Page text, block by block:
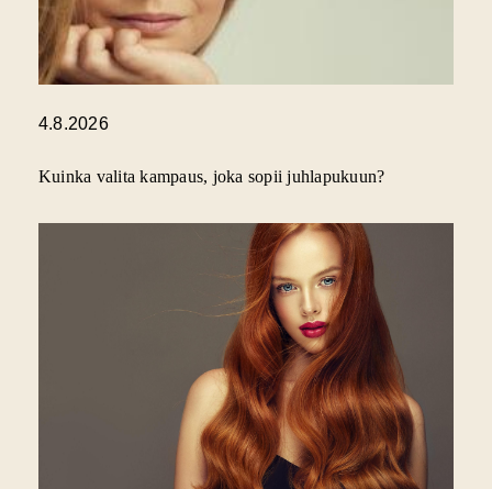
4.8.2026
Kuinka valita kampaus, joka sopii juhlapukuun?